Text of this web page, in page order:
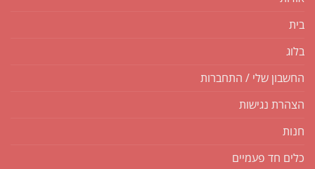
בית
בלוג
החשבון שלי / התחברות
הצהרת נגישות
חנות
כלים חד פעמיים